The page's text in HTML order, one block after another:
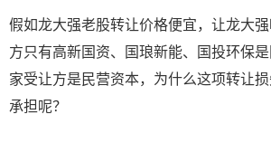
假如龙大强老股转让价格便宜，让龙大
方只有高新国资、国琅新能、国投环保
家受让方是民营资本，为什么这项转让
承担呢？